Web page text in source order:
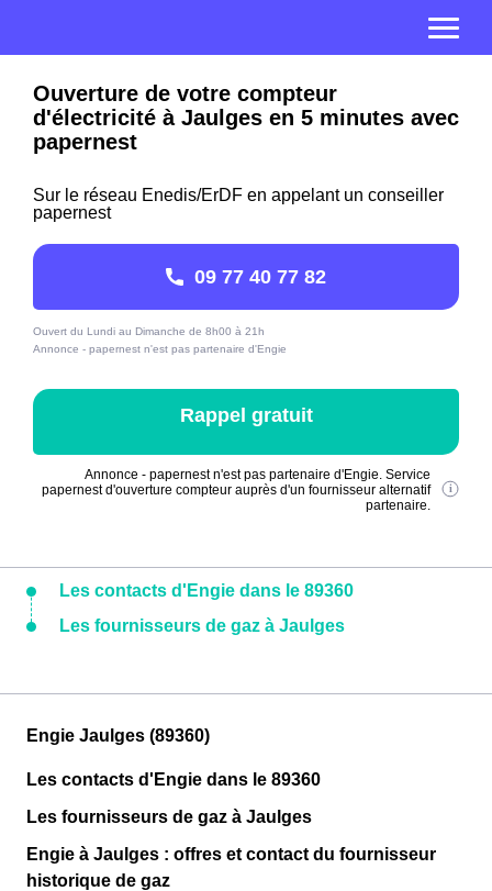
Ouverture de votre compteur
d'électricité à Jaulges en 5 minutes avec
papernest
Sur le réseau Enedis/ErDF en appelant un conseiller
papernest
09 77 40 77 82
Ouvert du Lundi au Dimanche de 8h00 à 21h
Annonce - papernest n'est pas partenaire d'Engie
Rappel gratuit
Annonce - papernest n'est pas partenaire d'Engie. Service
papernest d'ouverture compteur auprès d'un fournisseur alternatif
partenaire.
Les contacts d'Engie dans le 89360
Les fournisseurs de gaz à Jaulges
Engie Jaulges (89360)
Les contacts d'Engie dans le 89360
Les fournisseurs de gaz à Jaulges
Engie à Jaulges : offres et contact du fournisseur
historique de gaz